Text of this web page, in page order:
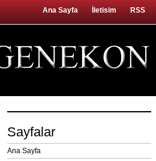
Ana Sayfa İletisim RSS
Sayfalar
Ana Sayfa